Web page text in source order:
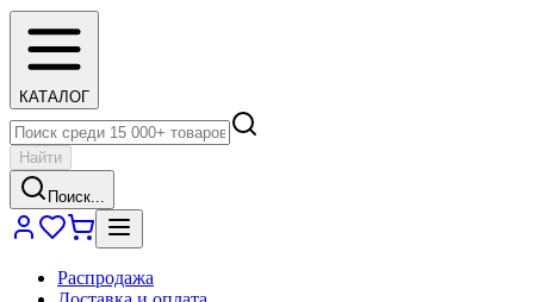
КАТАЛОГ
Найти
Поиск...
Распродажа